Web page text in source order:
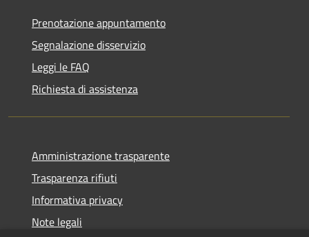
Prenotazione appuntamento
Segnalazione disservizio
Leggi le FAQ
Richiesta di assistenza
Amministrazione trasparente
Trasparenza rifiuti
Informativa privacy
Note legali